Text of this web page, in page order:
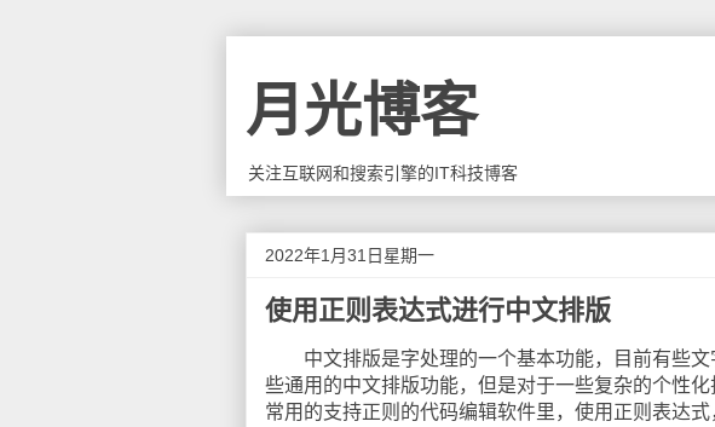
月光博客
关注互联网和搜索引擎的IT科技博客
2022年1月31日星期一
使用正则表达式进行中文排版
中文排版是字处理的一个基本功能，目前有些文
些通用的中文排版功能，但是对于一些复杂的个性
常用的支持正则的代码编辑软件里，使用正则表达